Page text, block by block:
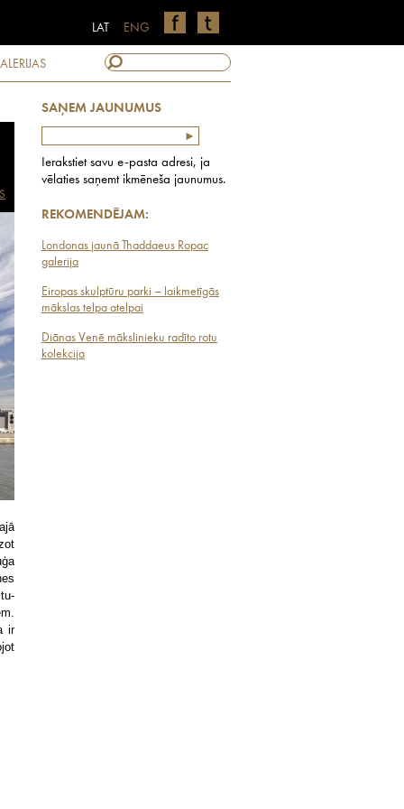
ENG
LAT
SAŅEM JAUNUMUS
Ierakstiet savu e-pasta adresi, ja
vēlaties saņemt ikmēneša jaunumus.
REKOMENDĒJAM:
Londonas jaunā Thaddaeus Ropac
galerija
Eiropas skulptūru parki – laikmetīgās
mākslas telpa atelpai
Diānas Venē mākslinieku radīto rotu
kolekcija
ir